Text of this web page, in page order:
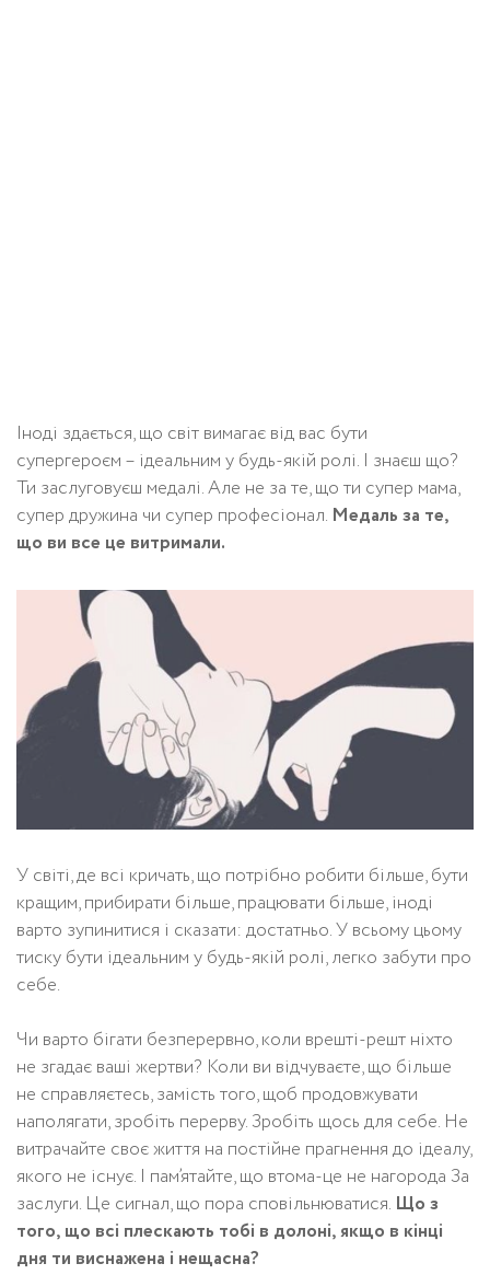
Іноді здається, що світ вимагає від вас бути
супергероєм – ідеальним у будь-якій ролі. І знаєш що?
Ти заслуговуєш медалі. Але не за те, що ти супер мама,
супер дружина чи супер професіонал. Медаль за те,
що ви все це витримали.
У світі, де всі кричать, що потрібно робити більше, бути
кращим, прибирати більше, працювати більше, іноді
варто зупинитися і сказати: достатньо. У всьому цьому
тиску бути ідеальним у будь-якій ролі, легко забути про
себе.
Чи варто бігати безперервно, коли врешті-решт ніхто
не згадає ваші жертви? Коли ви відчуваєте, що більше
не справляєтесь, замість того, щоб продовжувати
наполягати, зробіть перерву. Зробіть щось для себе. Не
витрачайте своє життя на постійне прагнення до ідеалу,
якого не існує. І пам’ятайте, що втома-це не нагорода За
заслуги. Це сигнал, що пора сповільнюватися. Що з
того, що всі плескають тобі в долоні, якщо в кінці
дня ти виснажена і нещасна?